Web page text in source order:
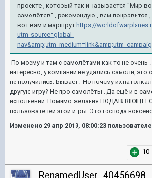
проекте , который так и называется "Мир
самолётов" , рекомендую , вам понравится ,
вот вам и маршрут https://
utm_source=global-
По моему и там с самолётами как то не очень
интересно, у компании не удались самоли, это
не получились. Бывает. Но почему их
другую игру? Не про самолёты . Да ещё и в
исполнении. Помимо желания
пользователей этой игры. Это господа
Изменено 29 апр 2019, 08:00:23
10
RenamedUser_40456698